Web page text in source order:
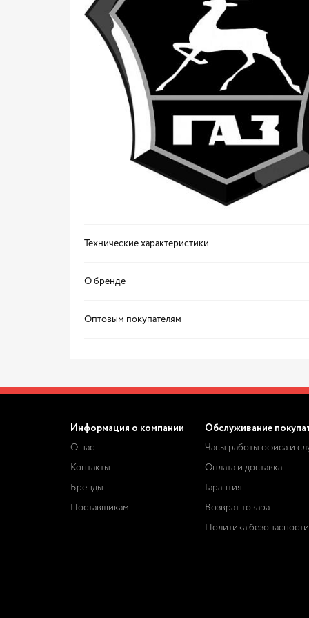
Технические характеристики
О бренде
Оптовым покупателям
Информация о компании
О нас
Контакты
Бренды
Поставщикам
Обслуживание
Часы работы офиса и
Оплата и доставка
Гарантия
Возврат товара
Политика безопасности